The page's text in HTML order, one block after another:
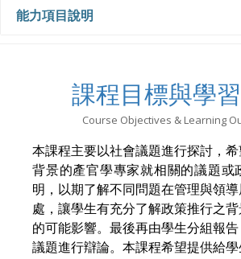
能力項目說明
課程目標與學
Course Objectives & Learning
本課程主要以社會議題進行探討，
背景的產官學專家就相關的議題或
明，以期了解不同問題在管理與領
處，讓學生有充分了解政策推行之
的可能影響。最後再由學生分組報
議題進行辯論。本課程希望提供給